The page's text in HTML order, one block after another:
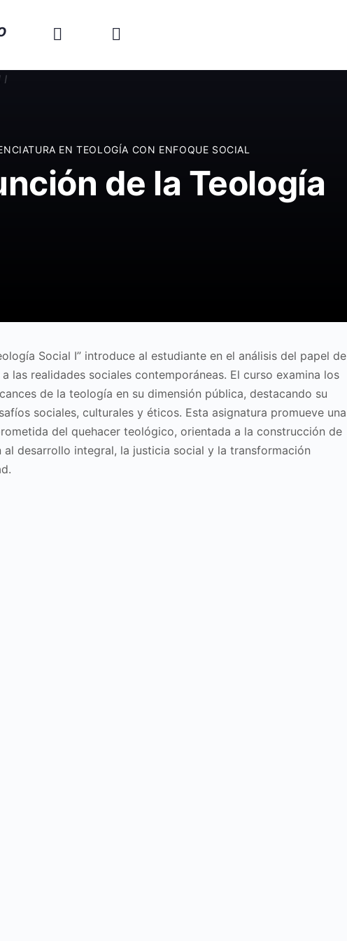
EN TEOLOGÍA CON ENFOQUE SOCIAL
de la Teología
Social I” introduce al estudiante en el análisis del papel de
las realidades sociales contemporáneas. El curso examina los
de la teología en su dimensión pública, destacando su
sociales, culturales y éticos. Esta asignatura promueve una
del quehacer teológico, orientada a la construcción de
desarrollo integral, la justicia social y la transformación